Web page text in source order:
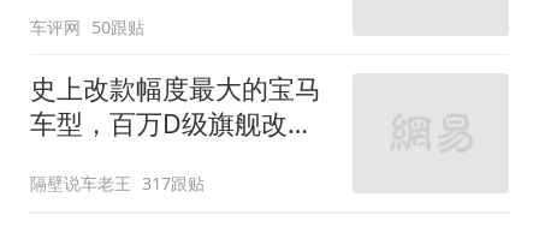
车评网 50跟贴
史上改款幅度最大的宝马
车型，百万D级旗舰改款
下线
隔壁说车老王 317跟贴